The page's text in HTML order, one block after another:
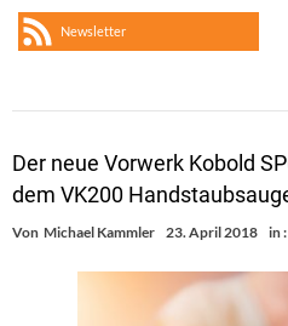
Newsletter
Der neue Vorwerk Kobold
dem VK200
Von Michael Kammler 23. April 2018 in :